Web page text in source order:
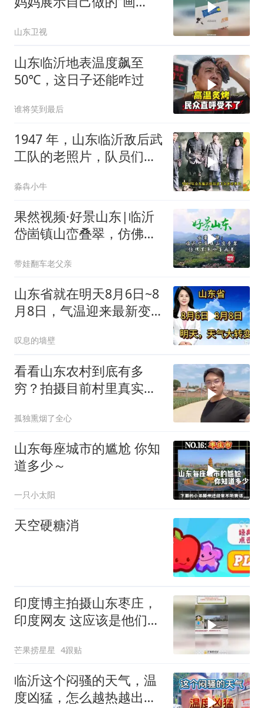
真绷不住了
山东卫视
山东临沂地表温度飙至
50℃，这日子还能咋过
谁将笑到最后
1947 年，山东临沂敌后武
工队的老照片，队员们头
淼犇小牛
果然视频·好景山东|临沂
岱崮镇山峦叠翠，仿佛置
带娃翻车老父亲
山东省就在明天8月6日~8
月8日，气温迎来最新变
叹息的墙壁
看看山东农村到底有多
穷？拍摄目前村里真实现
孤独熏烟了全心
山东每座城市的尴尬 你知
道多少～
一只小太阳
天空硬糖消
印度博主拍摄山东枣庄，
印度网友 这应该是他们最
芒果捞星星 4跟贴
临沂这个闷骚的天气，温
度凶猛，怎么越热越出